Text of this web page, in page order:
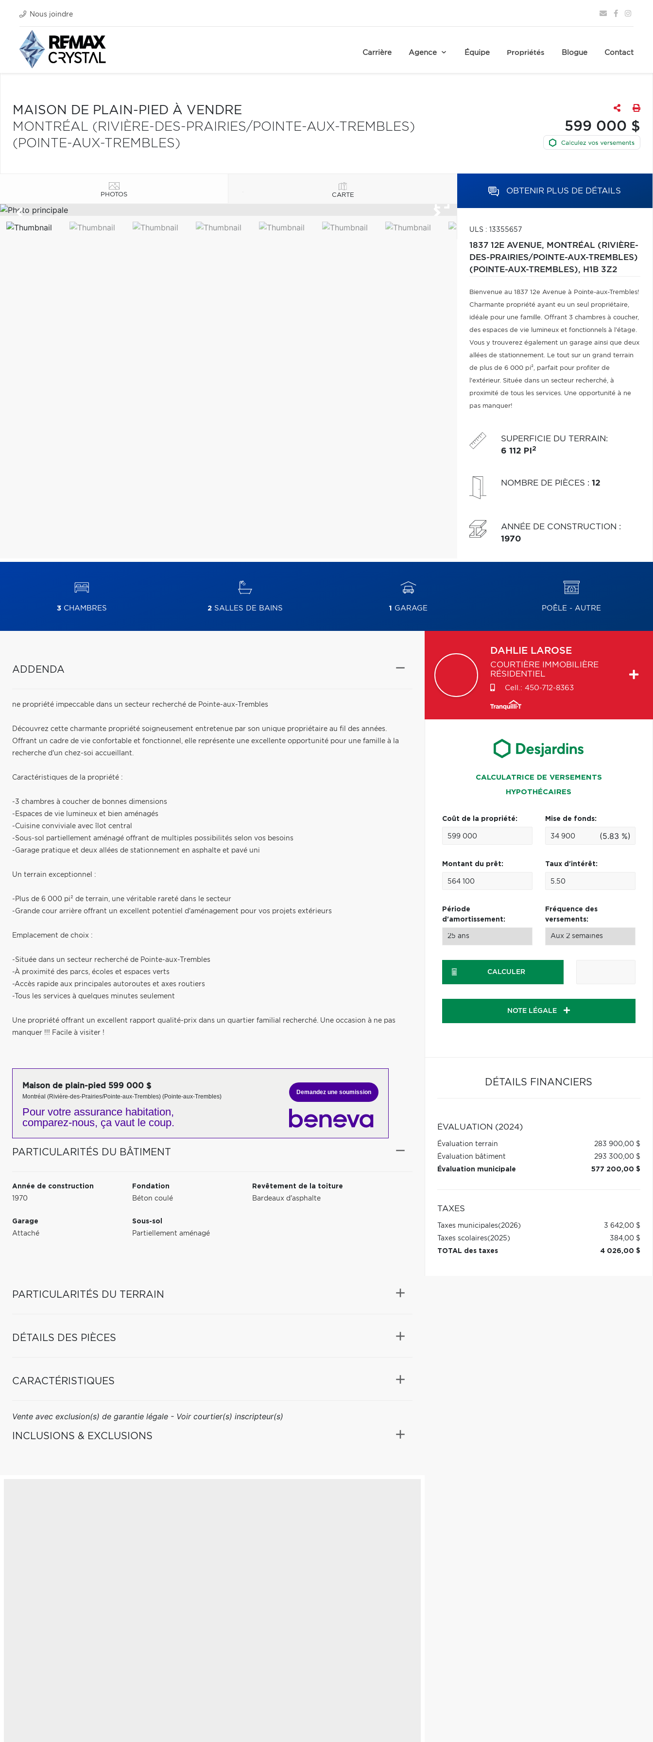
Nous joindre
Carrière Agence Équipe Propriétés Blogue Contact
MAISON DE PLAIN-PIED À VENDRE
MONTRÉAL (RIVIÈRE-DES-PRAIRIES/POINTE-AUX-TREMBLES)
(POINTE-AUX-TREMBLES)
599 000 $
PHOTOS CARTE
OBTENIR PLUS DE DÉTAILS
ULS : 13355657
1837 12E AVENUE, MONTRÉAL (RIVIÈRE-
DES-PRAIRIES/POINTE-AUX-TREMBLES)
(POINTE-AUX-TREMBLES), H1B 3Z2
Bienvenue au 1837 12e Avenue à Pointe-aux-Trembles!
Charmante propriété ayant eu un seul propriétaire,
idéale pour une famille. Offrant 3 chambres à coucher,
des espaces de vie lumineux et fonctionnels à l'étage.
Vous y trouverez également un garage ainsi que deux
allées de stationnement. Le tout sur un grand terrain
de plus de 6 000 pi², parfait pour profiter de
l'extérieur. Située dans un secteur recherché, à
proximité de tous les services. Une opportunité à ne
pas manquer!
SUPERFICIE DU TERRAIN:
6 112 PI 2
NOMBRE DE PIÈCES : 12
ANNÉE DE CONSTRUCTION :
1970
3CHAMBRES 2SALLES DE BAINS 1 GARAGE POÊLE - AUTRE
ADDENDA
ne propriété impeccable dans un secteur recherché de Pointe-aux-Trembles
Découvrez cette charmante propriété soigneusement entretenue par son unique propriétaire au fil des années.
Offrant un cadre de vie confortable et fonctionnel, elle représente une excellente opportunité pour une famille à la
recherche d'un chez-soi accueillant.
Caractéristiques de la propriété :
-3 chambres à coucher de bonnes dimensions
-Espaces de vie lumineux et bien aménagés
-Cuisine conviviale avec îlot central
-Sous-sol partiellement aménagé offrant de multiples possibilités selon vos besoins
-Garage pratique et deux allées de stationnement en asphalte et pavé uni
Un terrain exceptionnel :
-Plus de 6 000 pi² de terrain, une véritable rareté dans le secteur
-Grande cour arrière offrant un excellent potentiel d'aménagement pour vos projets extérieurs
Emplacement de choix :
-Située dans un secteur recherché de Pointe-aux-Trembles
-À proximité des parcs, écoles et espaces verts
-Accès rapide aux principales autoroutes et axes routiers
-Tous les services à quelques minutes seulement
Une propriété offrant un excellent rapport qualité-prix dans un quartier familial recherché. Une occasion à ne pas
manquer !!! Facile à visiter !
Maison de plain-pied 599 000 $
Montréal (Rivière-des-Prairies/Pointe-aux-Trembles) (Pointe-aux-Trembles)
Pour votre assurance habitation,
comparez-nous, ça vaut le coup.
Demandez une soumission
PARTICULARITÉS DU BÂTIMENT
Année de construction
1970
Fondation
Béton coulé
Revêtement de la toiture
Bardeaux d'asphalte
Garage
Attaché
Sous-sol
Partiellement aménagé
PARTICULARITÉS DU TERRAIN
DÉTAILS DES PIÈCES
CARACTÉRISTIQUES
Vente avec exclusion(s) de garantie légale - Voir courtier(s) inscripteur(s)
INCLUSIONS & EXCLUSIONS
DAHLIE LAROSE
COURTIÈRE IMMOBILIÈRE
RÉSIDENTIEL
Cell.: 450-712-8363
CALCULATRICE DE VERSEMENTS
HYPOTHÉCAIRES
Coût de la propriété: Mise de fonds:
(5.83 %)
Montant du prêt: Taux d'intérêt:
Période
d'amortissement:
Fréquence des
versements:
CALCULER
NOTE LÉGALE
DÉTAILS FINANCIERS
ÉVALUATION (2024)
Évaluation terrain
283 900,00 $
Évaluation bâtiment
293 300,00 $
Évaluation municipale
577 200,00 $
TAXES
Taxes municipales(2026)
3 642,00 $
Taxes scolaires(2025)
384,00 $
TOTAL des taxes
4 026,00 $